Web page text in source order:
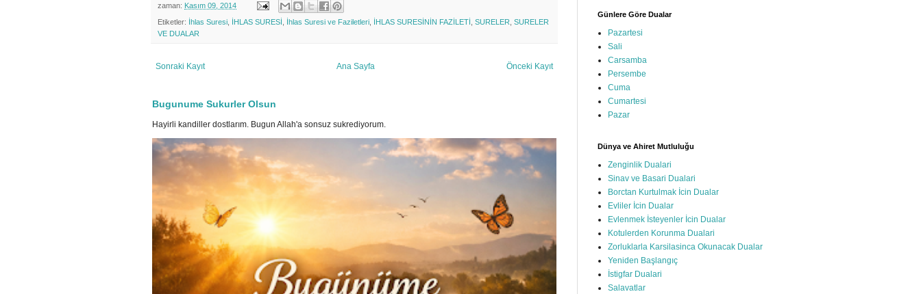
zaman: Kasım 09, 2014
Etiketler: İhlas Suresi İHLAS SURESİ İhlas Suresi ve Faziletleri İHLAS SURESİNİN FAZİLETİ SURELER SURELER
VE DUALAR
Sonraki Kayıt Önceki Kayıt
Ana Sayfa
Bugunume Sukurler Olsun
Hayirli kandiller dostlarım. Bugun Allah'a sonsuz sukrediyorum.
Günlere Göre Dualar
Pazartesi
Sali
Carsamba
Persembe
Cuma
Cumartesi
Pazar
Dünya ve Ahiret Mutluluğu
Zenginlik Dualari
Sinav ve Basari Dualari
Borctan Kurtulmak İcin Dualar
Evliler İcin Dualar
Evlenmek İsteyenler İcin Dualar
Kotulerden Korunma Dualari
Zorluklarla Karsilasinca Okunacak Dualar
Yeniden Başlangıç
İstigfar Dualari
Salavatlar